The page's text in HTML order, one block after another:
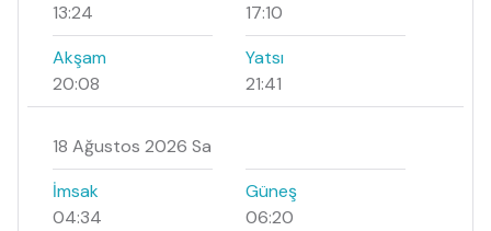
13:24
17:10
Akşam
20:08
Yatsı
21:41
18 Ağustos 2026 Sa
İmsak
04:34
Güneş
06:20